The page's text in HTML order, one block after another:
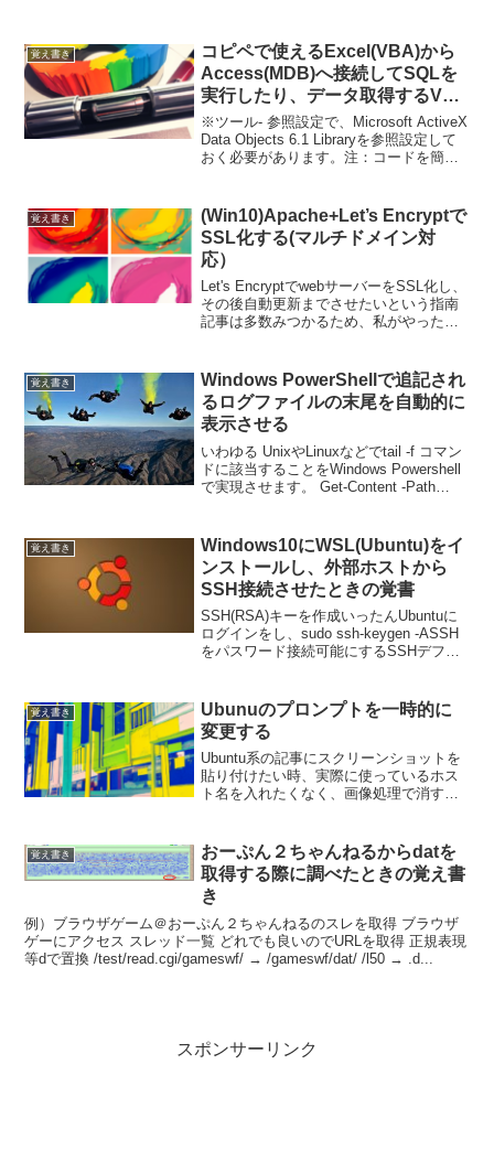
覚え書き
コピペで使えるExcel(VBA)から
Access(MDB)へ接続してSQLを
実行したり、データ取得するVBA
コード
※ツール- 参照設定で、Microsoft ActiveX
Data Objects 6.1 Libraryを参照設定して
おく必要があります。注：コードを簡略
覚え書き
(Win10)Apache+Let’s Encryptで
SSL化する(マルチドメイン対
応）
Let's EncryptでwebサーバーをSSL化し、
その後自動更新までさせたいという指南
記事は多数みつかるため、私がやった事
し、ドメイン毎のSSL証明書...
覚え書き
Windows PowerShellで追記され
るログファイルの末尾を自動的に
表示させる
いわゆる UnixやLinuxなどでtail -f コマン
ドに該当することをWindows Powershell
で実現させます。 Get-Content -Path
覚え書き
Windows10にWSL(Ubuntu)をイ
ンストールし、外部ホストから
SSH接続させたときの覚書
SSH(RSA)キーを作成いったんUbuntuに
ログインをし、sudo ssh-keygen -ASSH
をパスワード接続可能にするSSHデフォ
し、vi /etc/s...
覚え書き
Ubunuのプロンプトを一時的に
変更する
Ubuntu系の記事にスクリーンショットを
貼り付けたい時、実際に使っているホス
ト名を入れたくなく、画像処理で消すの
る。export PS1="\u@SakuraVPS:...
覚え書き
おーぷん２ちゃんねるからdatを
取得する際に調べたときの覚え書
き
例）ブラウザゲーム＠おーぷん２ちゃんねるのスレを取得 ブラウザ
ゲーにアクセス スレッド一覧 どれでも良いのでURLを取得 正規表現
等dで置換 /test/read.cgi/gameswf/ → /gameswf/dat/ /l50 → .d...
スポンサーリンク